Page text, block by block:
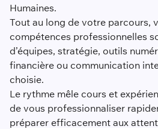
Humaines.
Tout au long de votre parcours,
compétences professionnelles
d’équipes, stratégie, outils
financière ou communication
choisie.
Le rythme mêle cours et
de vous professionnaliser
préparer efficacement aux